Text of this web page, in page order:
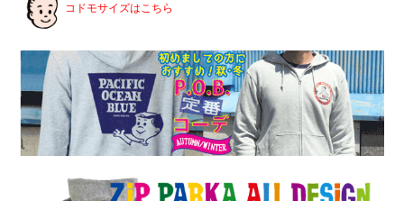
コドモサイズはこちら